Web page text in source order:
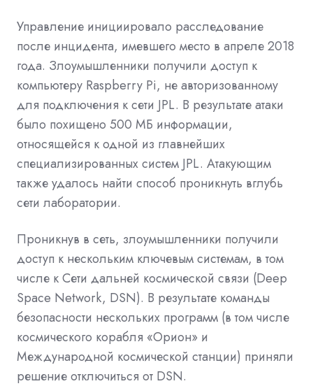
Управление инициировало расследование
после инцидента, имевшего место в апреле 2018
года. Злоумышленники получили доступ к
компьютеру Raspberry Pi, не авторизованному
для подключения к сети JPL. В результате атаки
было похищено 500 МБ информации,
относящейся к одной из главнейших
специализированных систем JPL. Атакующим
также удалось найти способ проникнуть вглубь
сети лаборатории.
Проникнув в сеть, злоумышленники получили
доступ к нескольким ключевым системам, в том
числе к Сети дальней космической связи (Deep
Space Network, DSN). В результате команды
безопасности нескольких программ (в том числе
космического корабля «Орион» и
Международной космической станции) приняли
решение отключиться от DSN.